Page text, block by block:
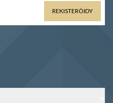
REKISTERÖIDY